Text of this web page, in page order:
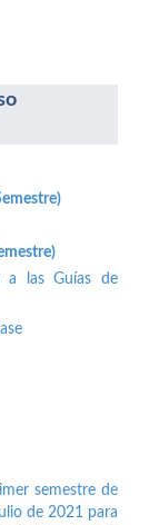
a las Guías de
semestre de
de 2021 para